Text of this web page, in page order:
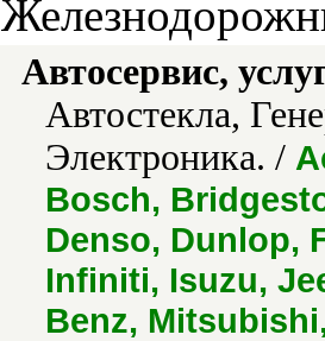
Автосервис,
Автостекла,
Электроника. /
Bosch,
Denso, Dunlop,
Infiniti, Isuzu,
Benz,